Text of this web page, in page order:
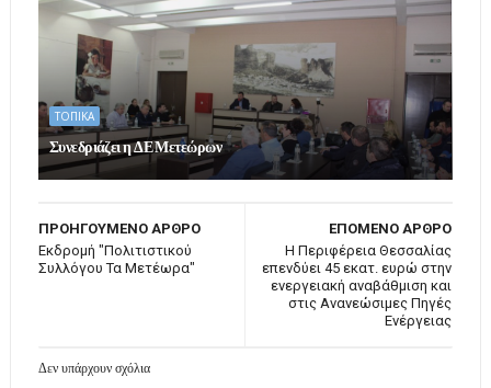
ΤΟΠΙΚΑ
Συνεδριάζει η ΔΕ Μετεώρων
ΕΠΟΜΕΝΟ ΑΡΘΡΟ
Η Περιφέρεια Θεσσαλίας
επενδύει 45 εκατ. ευρώ στην
ενεργειακή αναβάθμιση και
στις Ανανεώσιμες Πηγές
Ενέργειας
ΠΡΟΗΓΟΥΜΕΝΟ ΑΡΘΡΟ
Εκδρομή "Πολιτιστικού
Συλλόγου Τα Μετέωρα"
Δεν υπάρχουν σχόλια